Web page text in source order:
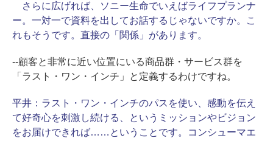
さらに広げれば、ソニー生命でいえばライフプランナ
ー。一対一で資料を出してお話するじゃないですか。こ
れもそうです。直接の「関係」があります。
--顧客と非常に近い位置にいる商品群・サービス群を
「ラスト・ワン・インチ」と定義するわけですね。
平井： ラスト・ワン・インチのパスを使い、感動を伝え
て好奇心を刺激し続ける、というミッションやビジョン
をお届けできれば……ということです。コンシューマエ